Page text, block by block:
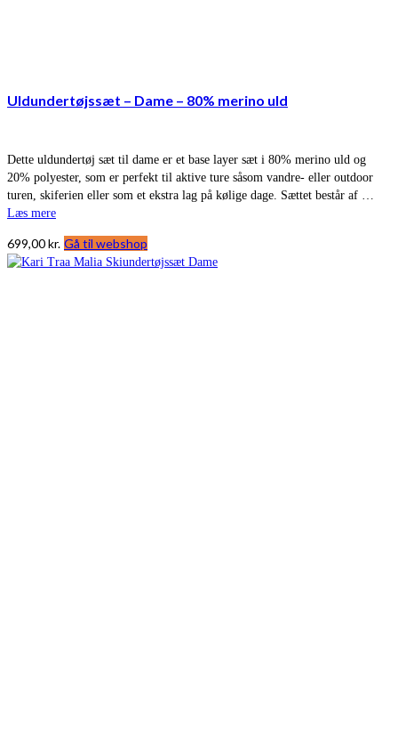
Uldundertøjssæt – Dame – 80% merino uld
Dette uldundertøj sæt til dame er et base layer sæt i 80% merino uld og
20% polyester, som er perfekt til aktive ture såsom vandre- eller outdoor
turen, skiferien eller som et ekstra lag på kølige dage. Sættet består af …
Læs mere
699,00kr. Gå til webshop